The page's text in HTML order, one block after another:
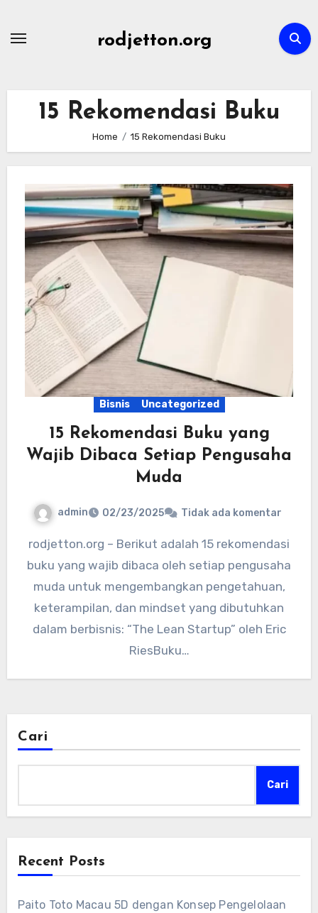
rodjetton.org
15 Rekomendasi Buku
Home 15 Rekomendasi Buku
Bisnis Uncategorized
15 Rekomendasi Buku yang
Wajib Dibaca Setiap Pengusaha
Muda
admin 02/23/2025 Tidak ada komentar
rodjetton.org – Berikut adalah 15 rekomendasi
buku yang wajib dibaca oleh setiap pengusaha
muda untuk mengembangkan pengetahuan,
keterampilan, dan mindset yang dibutuhkan
dalam berbisnis: “The Lean Startup” oleh Eric
RiesBuku…
Cari
Cari
Recent Posts
Paito Toto Macau 5D dengan Konsep Pengelolaan